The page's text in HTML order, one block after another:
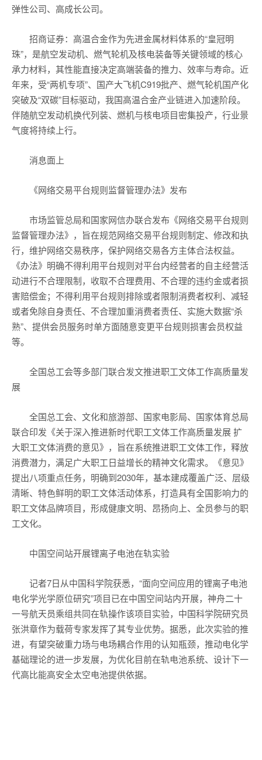
弹性公司、高成长公司。
招商证券：高温合金作为先进金属材料体系的“皇冠明
珠”，是航空发动机、燃气轮机及核电装备等关键领域的核心
承力材料，其性能直接决定高端装备的推力、效率与寿命。近
年来，受“两机专项”、国产大飞机C919批产、燃气轮机国产化
突破及“双碳”目标驱动，我国高温合金产业链进入加速阶段。
伴随航空发动机换代列装、燃机与核电项目密集投产，行业景
气度将持续上行。
消息面上
《网络交易平台规则监督管理办法》发布
市场监管总局和国家网信办联合发布《网络交易平台规则
监督管理办法》，旨在规范网络交易平台规则制定、修改和执
行，维护网络交易秩序，保护网络交易各方主体合法权益。
《办法》明确不得利用平台规则对平台内经营者的自主经营活
动进行不合理限制，收取不合理费用、不合理的违约金或者损
害赔偿金；不得利用平台规则排除或者限制消费者权利、减轻
或者免除自身责任、不合理加重消费者责任、实施大数据“杀
熟”、提供会员服务时单方面随意变更平台规则损害会员权益
等。
全国总工会等多部门联合发文推进职工文体工作高质量发
展
全国总工会、文化和旅游部、国家电影局、国家体育总局
联合印发《关于深入推进新时代职工文体工作高质量发展 扩
大职工文体消费的意见》，旨在系统推进职工文体工作，释放
消费潜力，满足广大职工日益增长的精神文化需求。《意见》
提出八项重点任务，明确到2030年，基本建成覆盖广泛、层级
清晰、特色鲜明的职工文体活动体系，打造具有全国影响力的
职工文体品牌项目，形成健康文明、昂扬向上、全员参与的职
工文化。
中国空间站开展锂离子电池在轨实验
记者7日从中国科学院获悉，“面向空间应用的锂离子电池
电化学光学原位研究”项目已在中国空间站内开展，神舟二十
一号航天员乘组共同在轨操作该项目实验，中国科学院研究员
张洪章作为载荷专家发挥了其专业优势。据悉，此次实验的推
进，有望突破重力场与电场耦合作用的认知瓶颈，推动电化学
基础理论的进一步发展，为优化目前在轨电池系统、设计下一
代高比能高安全太空电池提供依据。